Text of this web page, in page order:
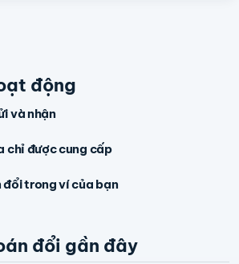
động
và nhận
chỉ được cung cấp
đổi trong ví của bạn
đổi gần đây